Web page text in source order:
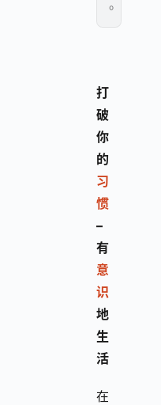
。
打
破
你
的
习
惯
–
有
意
识
地
生
活
在